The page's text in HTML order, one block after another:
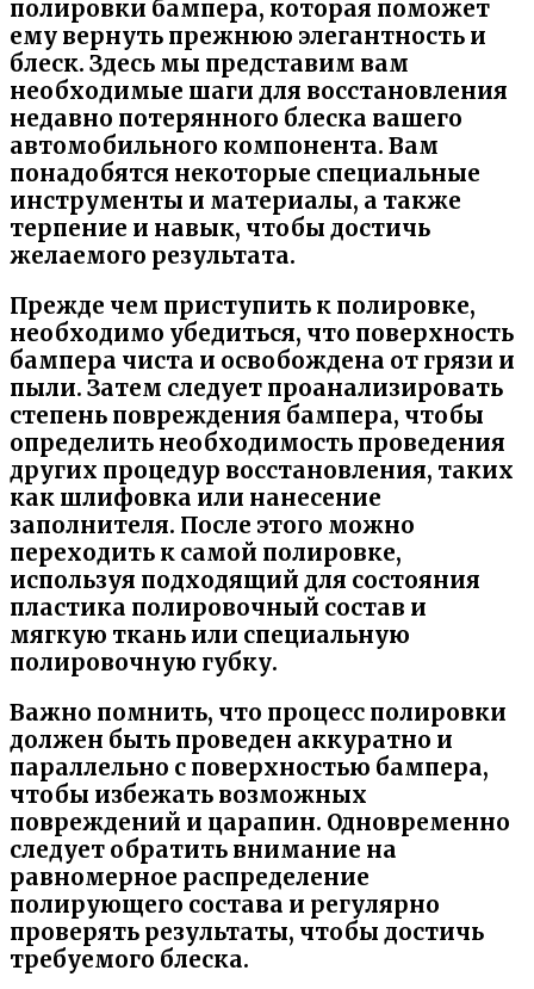
полировки бампера, которая поможет
ему вернуть прежнюю элегантность и
блеск. Здесь мы представим вам
необходимые шаги для восстановления
недавно потерянного блеска вашего
автомобильного компонента. Вам
понадобятся некоторые специальные
инструменты и материалы, а также
терпение и навык, чтобы достичь
желаемого результата.
Прежде чем приступить к полировке,
необходимо убедиться, что поверхность
бампера чиста и освобождена от грязи и
пыли. Затем следует проанализировать
степень повреждения бампера, чтобы
определить необходимость проведения
других процедур восстановления, таких
как шлифовка или нанесение
заполнителя. После этого можно
переходить к самой полировке,
используя подходящий для состояния
пластика полировочный состав и
мягкую ткань или специальную
полировочную губку.
Важно помнить, что процесс полировки
должен быть проведен аккуратно и
параллельно с поверхностью бампера,
чтобы избежать возможных
повреждений и царапин. Одновременно
следует обратить внимание на
равномерное распределение
полирующего состава и регулярно
проверять результаты, чтобы достичь
требуемого блеска.